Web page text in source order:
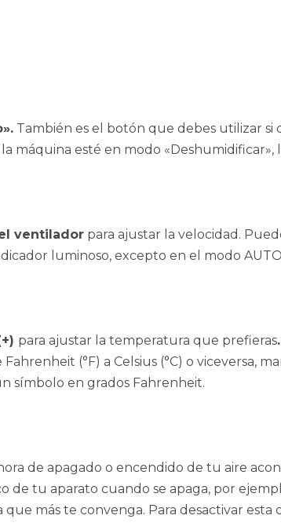
También es el botón que debes utilizar si
máquina esté en modo
ventilador para ajustar la velocidad.
luminoso, excepto en el modo
para ajustar la temperatura que prefieras.
Fahrenheit (°F) a Celsius (°C) o viceversa,
símbolo en grados Fahrenheit.
de apagado o encendido de tu aire
tu aparato cuando se apaga, por
más te convenga. Para desactivar esta